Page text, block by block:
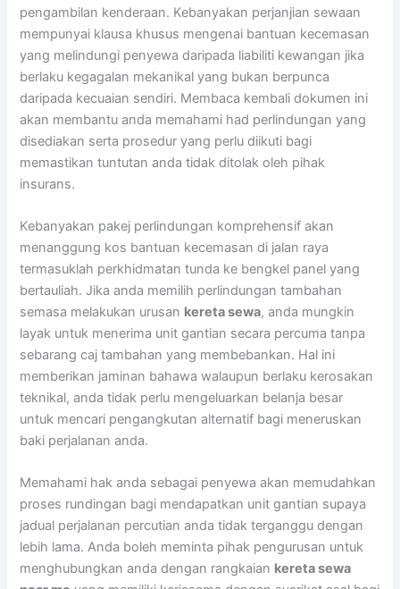
pengambilan kenderaan. Kebanyakan perjanjian sewaan
mempunyai klausa khusus mengenai bantuan kecemasan
yang melindungi penyewa daripada liabiliti kewangan jika
berlaku kegagalan mekanikal yang bukan berpunca
daripada kecuaian sendiri. Membaca kembali dokumen ini
akan membantu anda memahami had perlindungan yang
disediakan serta prosedur yang perlu diikuti bagi
memastikan tuntutan anda tidak ditolak oleh pihak
insurans.
Kebanyakan pakej perlindungan komprehensif akan
menanggung kos bantuan kecemasan di jalan raya
termasuklah perkhidmatan tunda ke bengkel panel yang
bertauliah. Jika anda memilih perlindungan tambahan
semasa melakukan urusan kereta sewa, anda mungkin
layak untuk menerima unit gantian secara percuma tanpa
sebarang caj tambahan yang membebankan. Hal ini
memberikan jaminan bahawa walaupun berlaku kerosakan
teknikal, anda tidak perlu mengeluarkan belanja besar
untuk mencari pengangkutan alternatif bagi meneruskan
baki perjalanan anda.
Memahami hak anda sebagai penyewa akan memudahkan
proses rundingan bagi mendapatkan unit gantian supaya
jadual perjalanan percutian anda tidak terganggu dengan
lebih lama. Anda boleh meminta pihak pengurusan untuk
menghubungkan anda dengan rangkaian kereta sewa